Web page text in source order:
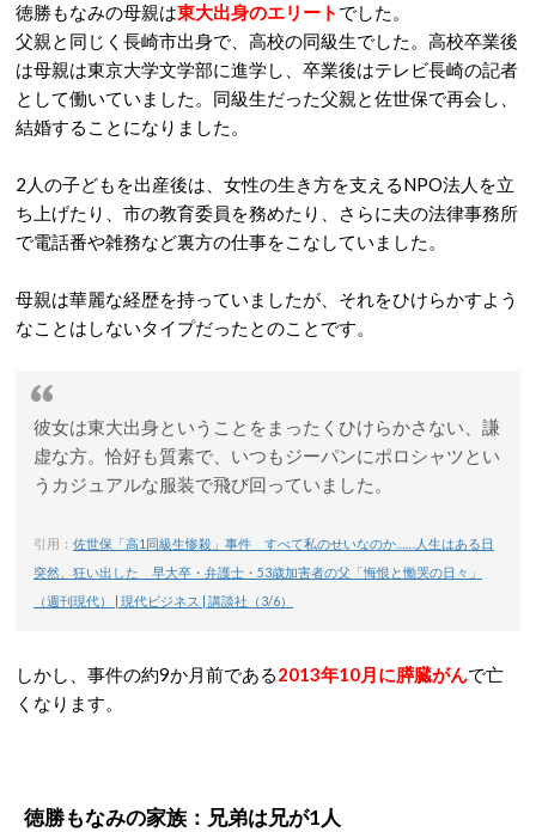
徳勝もなみの母親は東大出身のエリート でした。
父親と同じく長崎市出身で、高校の同級生でした。高校卒業後
は母親は東京大学文学部に進学し、卒業後はテレビ長崎の記者
として働いていました。同級生だった父親と佐世保で再会し、
結婚することになりました。
2人の子どもを出産後は、女性の生き方を支えるNPO法人を立
ち上げたり、市の教育委員を務めたり、さらに夫の法律事務所
で電話番や雑務など裏方の仕事をこなしていました。
母親は華麗な経歴を持っていましたが、それをひけらかすよう
なことはしないタイプだったとのことです。
彼女は東大出身ということをまったくひけらかさない、謙
虚な方。恰好も質素で、いつもジーパンにポロシャツとい
うカジュアルな服装で飛び回っていました。
引用： 佐世保「高1同級生惨殺」事件 すべて私のせいなのか……人生はある日
突然、狂い出した 早大卒・弁護士・53歳加害者の父「悔恨と慟哭の日々」
（週刊現代） | 現代ビジネス | 講談社（3/6）
しかし、事件の約9か月前である2013年10月に膵臓がんで亡
くなります。
徳勝もなみの家族：兄弟は兄が1人